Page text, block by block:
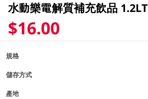
水動樂電解質補充飲品 1.2LT
$16.00
規格
儲存方式
產地